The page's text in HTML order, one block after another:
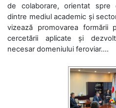
de colaborare, orientat spre
dintre mediul academic și
vizează promovarea formării
cercetării aplicate și
necesar domeniului feroviar....